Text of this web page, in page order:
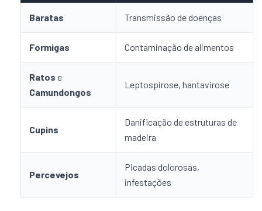
Baratas Transmissão de doenças
Formigas Contaminação de alimentos
Ratos e
Camundongos
Leptospirose, hantavirose
Cupins
Danificação de estruturas de
madeira
Percevejos
Picadas dolorosas,
infestações